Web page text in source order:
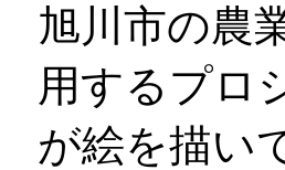
旭川市の農
用するプロ
が絵を描い